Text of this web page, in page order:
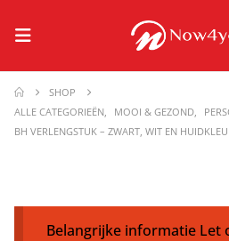
SHOP
ALLE CATEGORIEËN, MOOI & GEZOND,
BH VERLENGSTUK – ZWART, WIT EN
Belangrijke informatie Let